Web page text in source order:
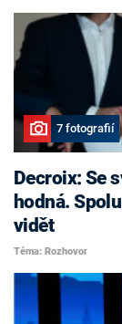
7 fotografií
Decroix: Se
hodná.
vidět
Téma: Rozhovor